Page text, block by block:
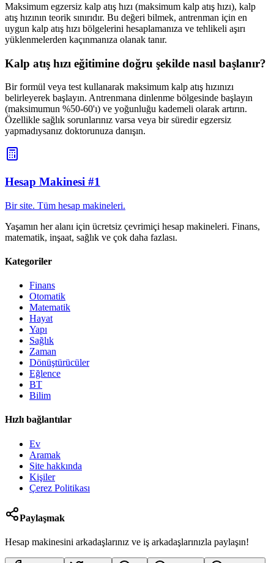
Maksimum egzersiz kalp atış hızı (maksimum kalp atış hızı), kalp
atış hızının teorik sınırıdır. Bu değeri bilmek, antrenman için en
uygun kalp atış hızı bölgelerini hesaplamanıza ve tehlikeli aşırı
yüklenmelerden kaçınmanıza olanak tanır.
Kalp atış hızı eğitimine doğru şekilde nasıl başlanır?
Bir formül veya test kullanarak maksimum kalp atış hızınızı
belirleyerek başlayın. Antrenmana dinlenme bölgesinde başlayın
(maksimumun %50-60'ı) ve yoğunluğu kademeli olarak artırın.
Özellikle sağlık sorunlarınız varsa veya bir süredir egzersiz
yapmadıysanız doktorunuza danışın.
Hesap Makinesi #1
Bir site. Tüm hesap makineleri.
Yaşamın her alanı için ücretsiz çevrimiçi hesap makineleri. Finans,
matematik, inşaat, sağlık ve çok daha fazlası.
Kategoriler
Finans
Otomatik
Matematik
Hayat
Yapı
Sağlık
Zaman
Dönüştürücüler
Eğlence
BT
Bilim
Hızlı bağlantılar
Ev
Aramak
Site hakkında
Kişiler
Çerez Politikası
Paylaşmak
Hesap makinesini arkadaşlarınız ve iş arkadaşlarınızla paylaşın!